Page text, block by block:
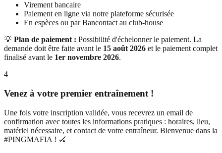
Virement bancaire
Paiement en ligne via notre plateforme sécurisée
En espèces ou par Bancontact au club-house
💡 Plan de paiement : Possibilité d'échelonner le paiement. La
demande doit être faite avant le 15 août 2026 et le paiement complet
finalisé avant le 1er novembre 2026.
4
Venez à votre premier entraînement !
Une fois votre inscription validée, vous recevrez un email de
confirmation avec toutes les informations pratiques : horaires, lieu,
matériel nécessaire, et contact de votre entraîneur. Bienvenue dans la
#PINGMAFIA ! 🏑